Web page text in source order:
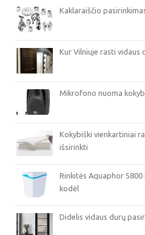
Kaklaraiščio
Kur Vilniuje rasti vidaus
Mikrofono nuoma
Kokybiški vienkartiniai
išsirinkti
Rinkitės Aquaphor
kodėl
Didelis vidaus durų